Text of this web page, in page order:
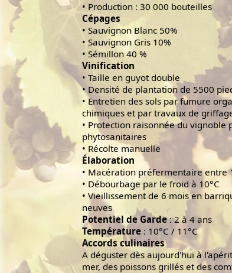
• Production : 30 000 bouteilles
Cépages
• Sauvignon Blanc 50%
• Sauvignon Gris 10%
• Sémillon 40 %
Vinification
• Taille en guyot double
• Densité de plantation de 5500
• Entretien des sols par fumure
chimiques et par travaux de
• Protection raisonnée du vignoble
phytosanitaires
• Récolte manuelle
Élaboration
• Macération préfermentaire entre
• Débourbage par le froid à 10°C
• Vieillissement de 6 mois en
neuves
Potentiel de Garde: 2 à 4 ans
Température : 10°C / 11°C
Accords culinaires
A déguster dès aujourd'hui à
mer, des poissons grillés et des